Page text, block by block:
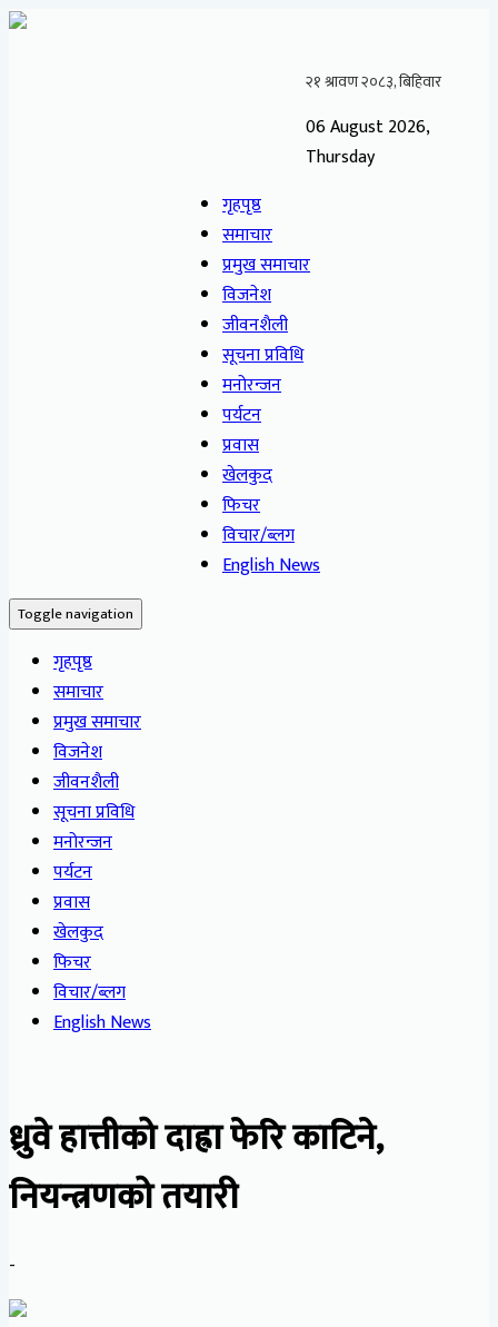
06 August 2026,
Thursday
गृहपृष्ठ
समाचार
प्रमुख समाचार
विजनेश
जीवनशैली
सूचना प्रविधि
मनोरन्जन
पर्यटन
प्रवास
खेलकुद
फिचर
विचार/ब्लग
English News
Toggle navigation
गृहपृष्ठ
समाचार
प्रमुख समाचार
विजनेश
जीवनशैली
सूचना प्रविधि
मनोरन्जन
पर्यटन
प्रवास
खेलकुद
फिचर
विचार/ब्लग
English News
ध्रुवे हात्तीको दाह्रा फेरि काटिने,
नियन्त्रणको तयारी
-